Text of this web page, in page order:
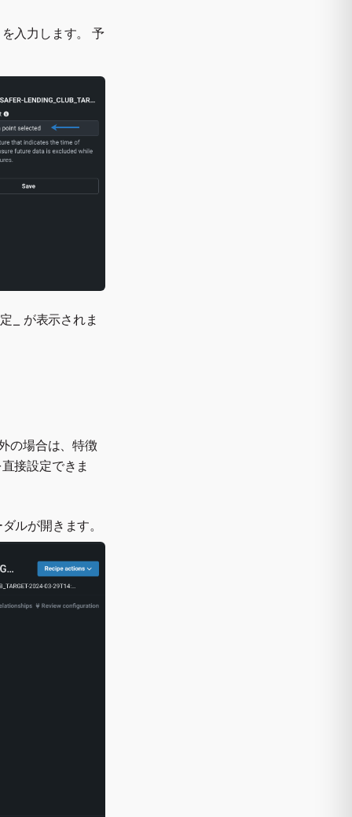
入力します。 予
_ が表示されま
の場合は、特徴
接設定できま
ルが開きます。